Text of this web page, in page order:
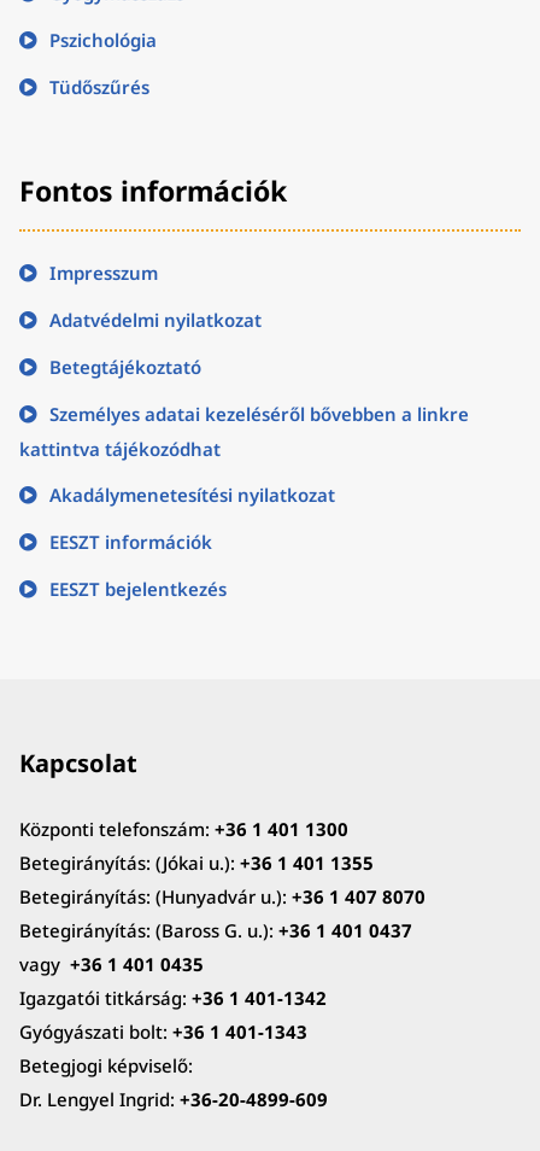
Pszichológia
Tüdőszűrés
Fontos információk
Impresszum
Adatvédelmi nyilatkozat
Betegtájékoztató
Személyes adatai kezeléséről bővebben a linkre
kattintva tájékozódhat
Akadálymenetesítési nyilatkozat
EESZT információk
EESZT bejelentkezés
Kapcsolat
Központi telefonszám: +36 1 401 1300
Betegirányítás: (Jókai u.): +36 1 401 1355
Betegirányítás: (Hunyadvár u.): +36 1 407 8070
Betegirányítás: (Baross G. u.): +36 1 401 0437
vagy +36 1 401 0435
Igazgatói titkárság: +36 1 401-1342
Gyógyászati bolt: +36 1 401-1343
Betegjogi képviselő:
Dr. Lengyel Ingrid: +36-20-4899-609